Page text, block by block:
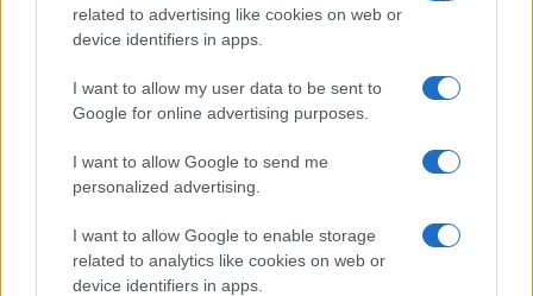
related to advertising like cookies on web or
device identifiers in apps.
I want to allow my user data to be sent to
Google for online advertising purposes.
I want to allow Google to send me
personalized advertising.
I want to allow Google to enable storage
related to analytics like cookies on web or
device identifiers in apps.
Continua a leggere